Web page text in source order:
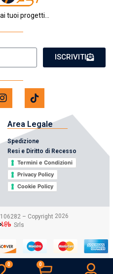
tuoi progetti...
ISCRIVITI
Area Legale
Spedizione
Resi e Diritto di Recesso
Termini e Condizioni
Privacy Policy
Cookie Policy
106282 – Copyright 2026
Srls
0 0